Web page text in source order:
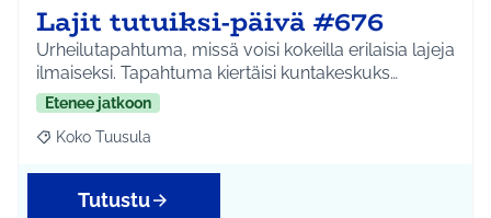
Lajit tutuiksi-päivä #676
Urheilutapahtuma, missä voisi kokeilla erilaisia lajeja
ilmaiseksi. Tapahtuma kiertäisi kuntakeskuks…
Etenee jatkoon
Rajaa tulokset aihepiirin mukaan: Koko Tuusula
Koko Tuusula
Tutustu